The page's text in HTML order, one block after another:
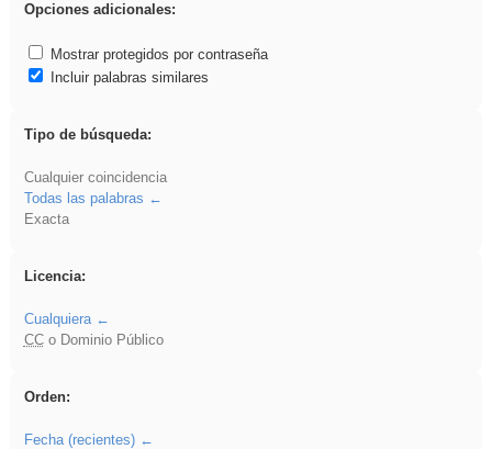
Opciones adicionales:
Mostrar protegidos por contraseña
Incluir palabras similares
Tipo de búsqueda:
Cualquier coincidencia
Todas las palabras
Exacta
Licencia:
Cualquiera
CCo Dominio Público
Orden:
Fecha (recientes)